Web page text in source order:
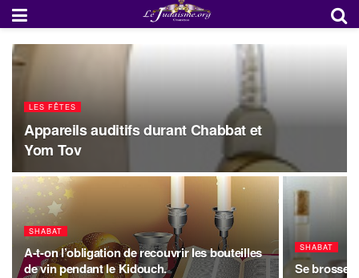
LES FÊTES
Appareils auditifs durant Chabbat et
Yom Tov
SHABAT
A-t-on l’obligation de recouvrir les bouteilles
de vin pendant le Kidouch.
SHABAT
Se brosser